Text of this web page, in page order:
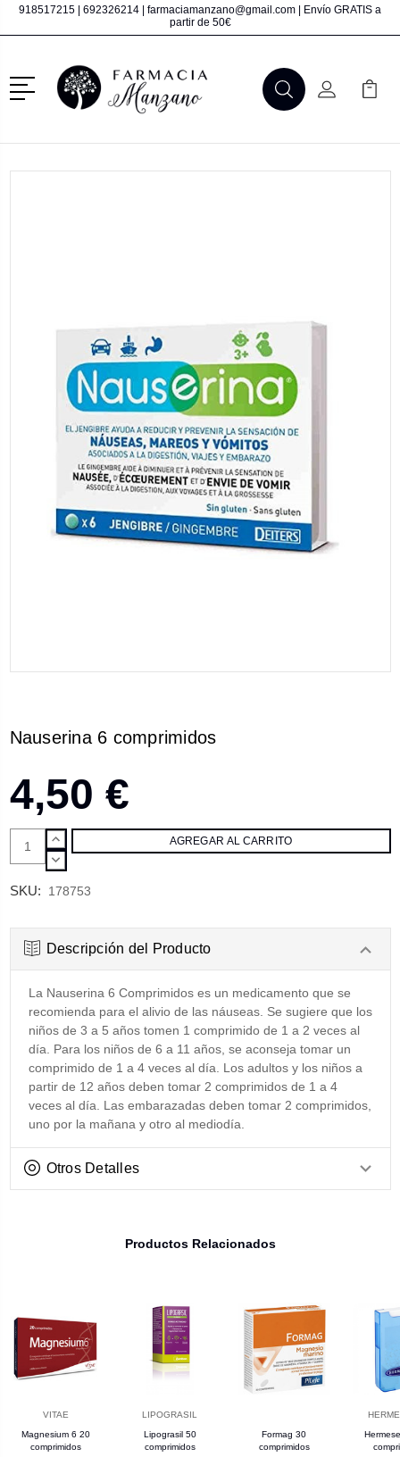
918517215 692326214 farmaciamanzano@gmail.com | Envío GRATIS a
partir de 50€
Menú
BuscarMi Cuenta
Mi
Nauserina 6 comprimidos
4,50 €
AUMENTAR
CANTIDAD:
DISMINUIR
SKU: 178753
Descripción del Producto
La Nauserina 6 Comprimidos es un medicamento que se
recomienda para el alivio de las náuseas. Se sugiere que los
niños de 3 a 5 años tomen 1 comprimido de 1 a 2 veces al
día. Para los niños de 6 a 11 años, se aconseja tomar un
comprimido de 1 a 4 veces al día. Los adultos y los niños a
partir de 12 años deben tomar 2 comprimidos de 1 a 4
veces al día. Las embarazadas deben tomar 2 comprimidos,
uno por la mañana y otro al mediodía.
Otros Detalles
Productos Relacionados
VITAE
Magnesium 6 20
comprimidos
LIPOGRASIL
Lipograsil 50
comprimidos
Formag 30
comprimidos